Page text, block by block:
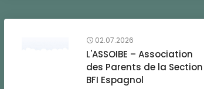
02.07.2026
L'ASSOIBE – Association
des Parents de la Section
BFI Espagnol